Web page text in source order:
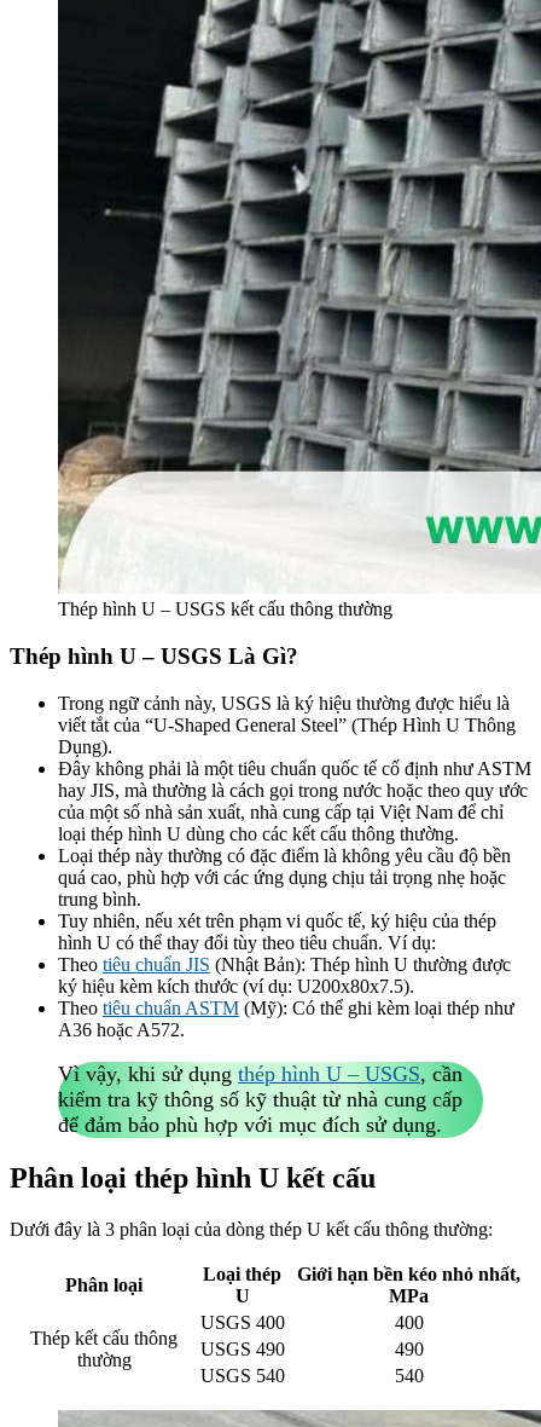
Thép hình U – USGS kết cấu thông thường
Thép hình U – USGS Là Gì?
Trong ngữ cảnh này, USGS là ký hiệu thường được hiểu là
viết tắt của “U-Shaped General Steel” (Thép Hình U Thông
Dụng).
Đây không phải là một tiêu chuẩn quốc tế cố định như ASTM
hay JIS, mà thường là cách gọi trong nước hoặc theo quy ước
của một số nhà sản xuất, nhà cung cấp tại Việt Nam để chỉ
loại thép hình U dùng cho các kết cấu thông thường.
Loại thép này thường có đặc điểm là không yêu cầu độ bền
quá cao, phù hợp với các ứng dụng chịu tải trọng nhẹ hoặc
trung bình.
Tuy nhiên, nếu xét trên phạm vi quốc tế, ký hiệu của thép
hình U có thể thay đổi tùy theo tiêu chuẩn. Ví dụ:
Theo tiêu chuẩn JIS (Nhật Bản): Thép hình U thường được
ký hiệu kèm kích thước (ví dụ: U200x80x7.5).
Theo tiêu chuẩn ASTM (Mỹ): Có thể ghi kèm loại thép như
A36 hoặc A572.
Vì vậy, khi sử dụng thép hình U – USGS, cần
kiểm tra kỹ thông số kỹ thuật từ nhà cung cấp
để đảm bảo phù hợp với mục đích sử dụng.
Phân loại thép hình U kết cấu
Dưới đây là 3 phân loại của dòng thép U kết cấu thông thường:
Phân loại
Loại thép
U
Giới hạn bền kéo nhỏ nhất,
MPa
Thép kết cấu thông
thường
USGS 400
400
USGS 490
490
USGS 540
540